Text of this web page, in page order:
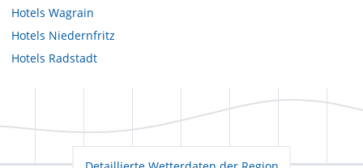
Hotels Wagrain
Hotels Niedernfritz
Hotels Radstadt